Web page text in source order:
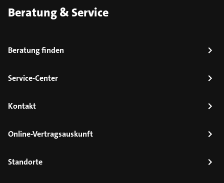
Beratung & Service
Beratung finden
Service-Center
Kontakt
Online-Vertragsauskunft
Standorte